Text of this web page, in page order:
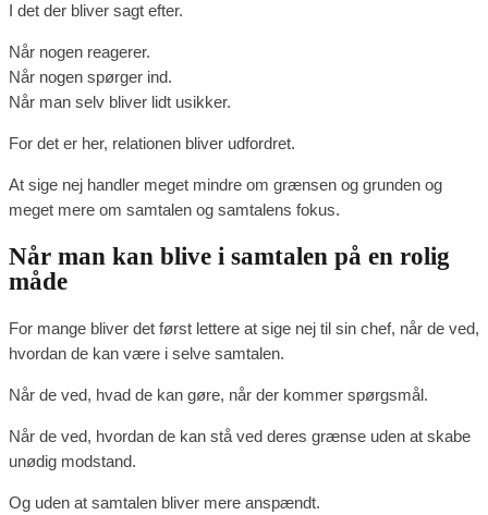
I det der bliver sagt efter.
Når nogen reagerer.
Når nogen spørger ind.
Når man selv bliver lidt usikker.
For det er her, relationen bliver udfordret.
At sige nej handler meget mindre om grænsen og grunden og
meget mere om samtalen og samtalens fokus.
Når man kan blive i samtalen på en rolig
måde
For mange bliver det først lettere at sige nej til sin chef, når de ved,
hvordan de kan være i selve samtalen.
Når de ved, hvad de kan gøre, når der kommer spørgsmål.
Når de ved, hvordan de kan stå ved deres grænse uden at skabe
unødig modstand.
Og uden at samtalen bliver mere anspændt.